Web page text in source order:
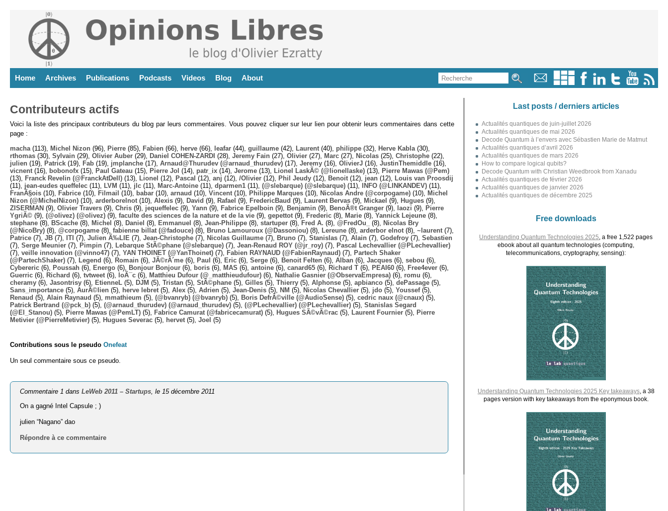
Home Archives Publications Podcasts Videos Blog About
Contributeurs actifs
Voici la liste des principaux contributeurs du blog par leurs commentaires. Vous pouvez cliquer sur leur lien pour obtenir leurs commentaires dans cette
page :
macha (113), Michel Nizon (96), Pierre (85), Fabien (66), herve (66), leafar (44), guillaume (42), Laurent (40), philippe (32), Herve Kabla (30),
rthomas (30), Sylvain (29), Olivier Auber (29), Daniel COHEN-ZARDI (28), Jeremy Fain (27), Olivier (27), Marc (27), Nicolas (25), Christophe (22),
julien (19), Patrick (19), Fab (19), jmplanche (17), Arnaud@Thurudev (@arnaud_thurudev) (17), Jeremy (16), OlivierJ (16), JustinThemiddle (16),
vicnent (16), bobonofx (15), Paul Gateau (15), Pierre Jol (14), patr_ix (14), Jerome (13), Lionel LaskÃ© (@lionellaske) (13),
Pierre Mawas (@Pem)
(13),
Franck Revelin (@FranckAtDell) (13), Lionel (12), Pascal (12), anj (12), /Olivier (12), Phil Jeudy (12), Benoit (12), jean (12),
Louis van Proosdij
(11), jean-eudes queffelec (11), LVM (11), jlc (11), Marc-Antoine (11), dparmen1 (11), (@slebarque) (@slebarque) (11), INFO (@LINKANDEV) (11),
FranÃ§ois (10), Fabrice (10), Filmail (10), babar (10), arnaud (10), Vincent (10), Philippe Marques (10), Nicolas Andre (@corpogame) (10),
Michel
Nizon (@MichelNizon) (10), arderborelnot (10), Alexis (9), David (9), Rafael (9), FredericBaud (9), Laurent Bervas (9), Mickael (9), Hugues (9),
ZISERMAN (9), Olivier Travers (9), Chris (9), jequeffelec (9), Yann (9), Fabrice Epelboin (9), Benjamin (9), BenoÃ®t Granger (9), laozi (9),
Pierre
YgriÃ© (9), (@olivez) (@olivez) (9), faculte des sciences de la nature et de la vie (9), gepettot (9), Frederic (8), Marie (8), Yannick Lejeune (8),
stephane (8), BScache (8), Michel (8), Daniel (8), Emmanuel (8), Jean-Philippe (8), startuper (8), Fred A. (8), @FredOu_ (8),
Nicolas Bry
(@NicoBry) (8), @corpogame (8), fabienne billat (@fadouce) (8), Bruno Lamouroux (@Dassoniou) (8), Lereune (8), arderbor elnot (8), ~laurent (7),
Patrice (7), JB (7), ITI (7), Julien Ã‰LIE (7), Jean-Christophe (7), Nicolas Guillaume (7), Bruno (7), Stanislas (7), Alain (7), Godefroy (7), Sebastien
(7), Serge Meunier (7), Pimpin (7), Lebarque StÃ©phane (@slebarque) (7), Jean-Renaud ROY (@jr_roy) (7),
Pascal Lechevallier (@PLechevallier)
(7), veille innovation (@vinno47) (7), YAN THOINET (@YanThoinet) (7), Fabien RAYNAUD (@FabienRaynaud) (7),
Partech Shaker
(@PartechShaker) (7), Legend (6), Romain (6), JÃ©rÃ´me (6), Paul (6), Eric (6), Serge (6), Benoit Felten (6), Alban (6), Jacques (6), sebou (6),
Cybereric (6), Poussah (6), Energo (6), Bonjour Bonjour (6), boris (6), MAS (6), antoine (6), canard65 (6), Richard T (6), PEAI60 (6), Free4ever (6),
Guerric (6), Richard (6), tvtweet (6), loÃ¯c (6), Matthieu Dufour (@_matthieudufour) (6), Nathalie Gasnier (@ObservaEmpresa) (6), romu (6),
cheramy (6), Jasontrisy (6), EtienneL (5), DJM (5), Tristan (5), StÃ©phane (5), Gilles (5), Thierry (5), Alphonse (5), apbianco (5), dePassage (5),
Sans_importance (5), AurÃ©lien (5), herve lebret (5), Alex (5), Adrien (5), Jean-Denis (5), NM (5), Nicolas Chevallier (5), jdo (5), Youssef(5),
Renaud (5), Alain Raynaud (5), mmathieum (5), (@bvanryb) (@bvanryb) (5), Boris DefrÃ©ville (@AudioSense) (5), cedric naux (@cnaux) (5),
Patrick Bertrand (@pck_b) (5), (@arnaud_thurudev) (@arnaud_thurudev) (5), (@PLechevallier) (@PLechevallier) (5), Stanislas Segard
(@El_Stanou) (5), Pierre Mawas (@PemLT) (5), Fabrice Camurat (@fabricecamurat) (5), Hugues SÃ©vÃ©rac (5), Laurent Fournier (5),
Pierre
Metivier (@PierreMetivier) (5), Hugues Severac (5), hervet (5), Joel (5)
Contributions sous le pseudo Onefeat
Un seul commentaire sous ce pseudo.
Commentaire 1 dansLeWeb 2011 – Startups , le 15 décembre 2011
On a gagné Intel Capsule ; )
julien “Nagano” dao
Répondre à ce commentaire
Last posts / derniers articles
Actualités quantiques de juin-juillet 2026
Actualités quantiques de mai 2026
Decode Quantum à l’envers avec Sébastien Marie de Matmut
Actualités quantiques d’avril 2026
Actualités quantiques de mars 2026
How to compare logical qubits?
Decode Quantum with Christian Weedbrook from Xanadu
Actualités quantiques de février 2026
Actualités quantiques de janvier 2026
Actualités quantiques de décembre 2025
Free downloads
Understanding Quantum Technologies 2025 , a free 1,522 pages
ebook about all quantum technologies (computing,
telecommunications, cryptography, sensing):
Understanding Quantum Technologies 2025 Key takeaways, a 38
pages version with key takeaways from the eponymous book.